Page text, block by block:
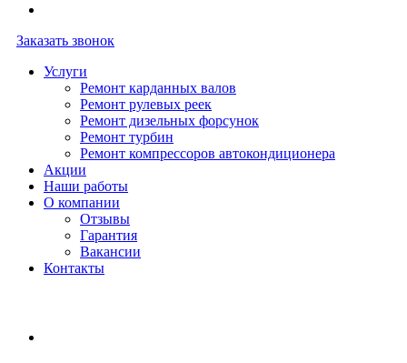
Заказать звонок
Услуги
Ремонт карданных валов
Ремонт рулевых реек
Ремонт дизельных форсунок
Ремонт турбин
Ремонт компрессоров автокондиционера
Акции
Наши работы
О компании
Отзывы
Гарантия
Вакансии
Контакты